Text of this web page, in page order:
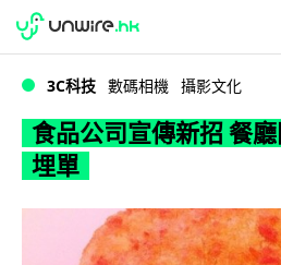
食品公司宣傳新招
WWDC 2026
3C科技 數碼相機 攝影文化
食品公司宣傳新招 餐
埋單